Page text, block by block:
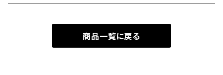
商品一覧に戻る